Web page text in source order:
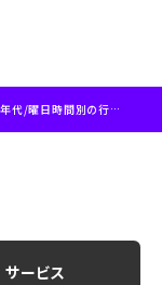
位置情報ビッグデータをAI解析し、性別/年代/曜日時間別の行動傾向把握が可能に
サービス